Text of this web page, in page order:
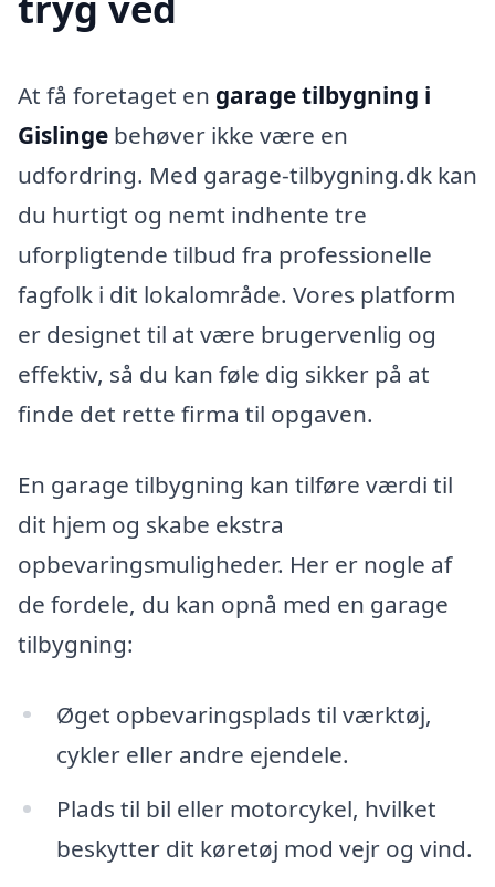
At få foretaget en garage tilbygning i
Gislinge behøver ikke være en
udfordring. Med garage-tilbygning.dk kan
du hurtigt og nemt indhente tre
uforpligtende tilbud fra professionelle
fagfolk i dit lokalområde. Vores platform
er designet til at være brugervenlig og
effektiv, så du kan føle dig sikker på at
finde det rette firma til opgaven.
En garage tilbygning kan tilføre værdi til
dit hjem og skabe ekstra
opbevaringsmuligheder. Her er nogle af
de fordele, du kan opnå med en garage
tilbygning:
Øget opbevaringsplads til værktøj,
cykler eller andre ejendele.
Plads til bil eller motorcykel, hvilket
beskytter dit køretøj mod vejr og vind.